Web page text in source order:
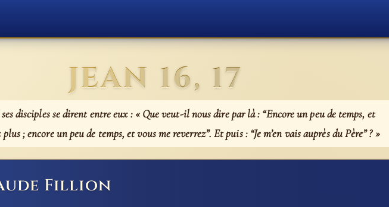
JEAN 16, 17
disciples se dirent entre eux : « Que veut-il nous dire par là : “Encore un peu de temps, et
; encore un peu de temps, et vous me reverrez”. Et puis : “Je m’en vais auprès du Père” ? »
Fillion